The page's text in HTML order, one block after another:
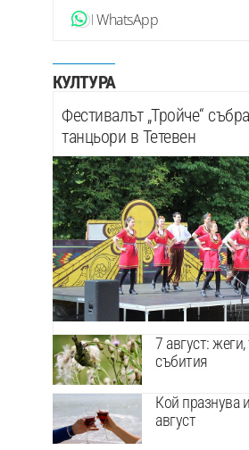
WhatsApp
КУЛТУРА
Фестивалът „Тройче“
танцьори в Тетевен
7 август:
събития
Кой празнува
август